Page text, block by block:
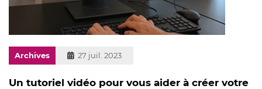
Archives
Publié
27 juil. 2023
Un tutoriel vidéo pour vous aider à créer votre